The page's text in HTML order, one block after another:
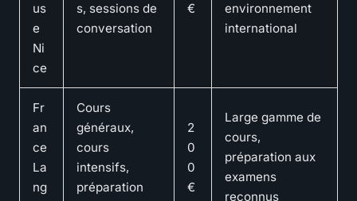
us
e
Ni
ce
s, sessions de
conversation
€
environnement
international
Fr
an
ce
La
ng
Cours
généraux,
cours
intensifs,
préparation
2
0
0
€
Large gamme de
cours,
préparation aux
examens
reconnus